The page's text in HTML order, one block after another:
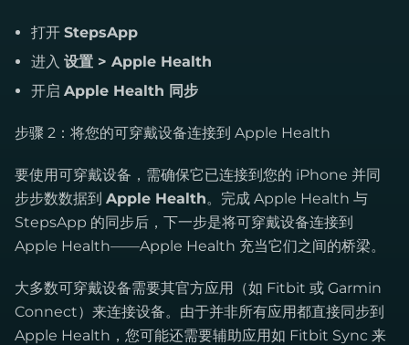
打开 StepsApp
进入 设置 > Apple Health
开启 Apple Health 同步
步骤 2：将您的可穿戴设备连接到 Apple Health
要使用可穿戴设备，需确保它已连接到您的 iPhone 并同
步步数数据到 Apple Health。完成 Apple Health 与
StepsApp 的同步后，下一步是将可穿戴设备连接到
Apple Health——Apple Health 充当它们之间的桥梁。
大多数可穿戴设备需要其官方应用（如 Fitbit 或 Garmin
Connect）来连接设备。由于并非所有应用都直接同步到
Apple Health，您可能还需要辅助应用如 Fitbit Sync 来